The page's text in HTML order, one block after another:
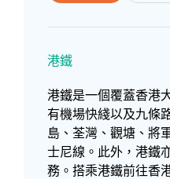
港鐵
港鐵是一個覆蓋香港
有機場快綫以及九條
島、荃灣、觀塘、將
士尼線。此外，港鐵
務。搭乘港鐵前往香